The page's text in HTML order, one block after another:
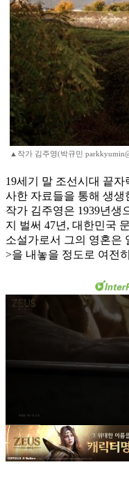
▲작가 김주영(박규민
19세기 말 조선시대 끝
사한 자료들을 통해 생생
작가 김주영은 1939년생
지 벌써 47년, 대한민국
소설가로서 그의 영혼은
>을 내놓을 정도로 여전